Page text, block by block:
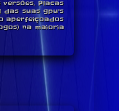
Placas
das suas gpu's
aperfeiçoados
na maioria